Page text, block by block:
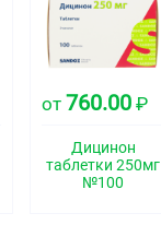
от760.00 ₽
Дицинон
таблетки 250мг
№100